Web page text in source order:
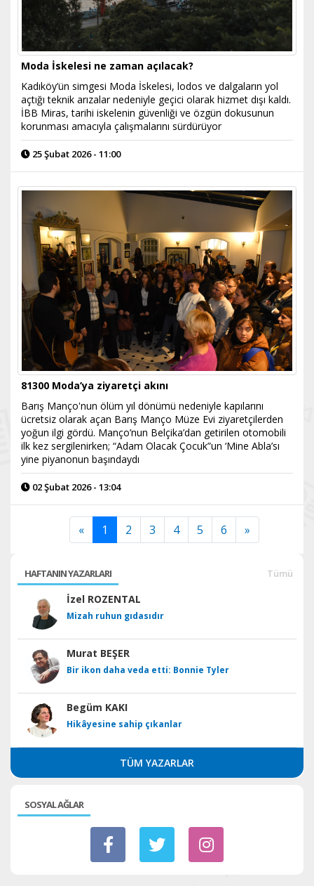
Moda İskelesi ne zaman açılacak?
Kadıköy’ün simgesi Moda İskelesi, lodos ve dalgaların yol
açtığı teknik arızalar nedeniyle geçici olarak hizmet dışı kaldı.
İBB Miras, tarihi iskelenin güvenliği ve özgün dokusunun
korunması amacıyla çalışmalarını sürdürüyor
25 Şubat 2026 - 11:00
81300 Moda’ya ziyaretçi akını
Barış Manço'nun ölüm yıl dönümü nedeniyle kapılarını
ücretsiz olarak açan Barış Manço Müze Evi ziyaretçilerden
yoğun ilgi gördü. Manço’nun Belçika’dan getirilen otomobili
ilk kez sergilenirken; “Adam Olacak Çocuk”un ‘Mine Abla’sı
yine piyanonun başındaydı
02 Şubat 2026 - 13:04
« 1 2 3 4 5 6 »
HAFTANIN YAZARLARI Tümü
İzel ROZENTAL
Mizah ruhun gıdasıdır
Murat BEŞER
Bir ikon daha veda etti: Bonnie Tyler
Begüm KAKI
Hikâyesine sahip çıkanlar
TÜM YAZARLAR
SOSYAL AĞLAR